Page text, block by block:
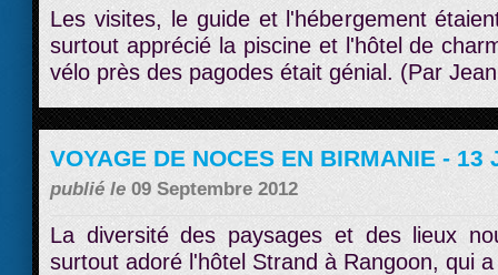
Les visites, le guide et l'hébergement
surtout apprécié la piscine et l'hôtel de
vélo près des pagodes était génial. (Par
VOYAGE DE NOCES EN BIRMANIE -
publié le 09 Septembre 2012
La diversité des paysages et des lieux
surtout adoré l'hôtel Strand à Rangoon, qui